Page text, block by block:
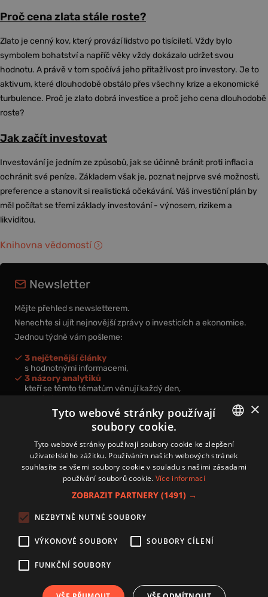
Proč cena zlata stále roste?
Zlato je cenný kov, který provází lidstvo po tisíciletí. Vždy bylo
symbolem bohatství a napříč věky vždy dokázalo udržet svou
hodnotu. A právě v tom spočívá jeho přitažlivost pro investory. Je to
aktivum, které dlouhodobě obstálo přes všechny krize a ekonomické
turbulence. Proč je zlato dobrá investice a proč jeho cena dlouhodobě
roste?
Jak začít investovat
Investování je jedním ze způsobů, jak se účinně bránit proti inflaci a
ochránit své peníze. Základem však je, poznat nejprve své možnosti,
preference a stanovit si realistická očekávání. Váš investiční plán by
měl počítat se třemi základy investování - výnosem, rizikem a
likviditou.
Knihovna vědomostí
Newsletter
Mějte přehled s newsletterem.
Nenechte si ujít nejnovější zprávy o investicích a ekonomice.
Jednou týdně vám pošleme:
3 nejčtenější články
s hodnotnými informacemi,
3 názory analytiků
kteří se těmto tématům věnují každý den,
nová videa a podcasty
k prohloubení vašich znalostí.
Přihlášením k newsletteru vyjadřujete svůj souhlas spodmínkami
zpracování osobních údajů.
Zásady používání souborů cookies
Autoři
Nastavení cookies
CZECH
×
Tyto webové stránky používají
soubory cookie.
Tyto webové stránky používají soubory cookie ke zlepšení
uživatelského zážitku. Používáním našich webových stránek
souhlasíte se všemi soubory cookie v souladu s našimi zásadami
používání souborů cookie. Více informací
ZOBRAZIT PARTNERY (1491) →
NEZBYTNĚ NUTNÉ SOUBORY
VÝKONOVÉ SOUBORY SOUBORY CÍLENÍ
FUNKČNÍ SOUBORY